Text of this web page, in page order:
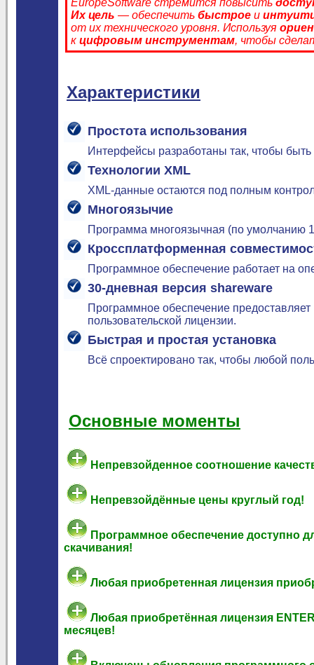
EuropeSoftware стремится повысить
Их цель — обеспечить быстрое и
от их технического уровня. Используя
к цифровым инструментам, чтобы
Характеристики
Простота использования
Интерфейсы разработаны так, чтобы
Технологии XML
XML-данные остаются под полным
Многоязычие
Программа многоязычная (по умолчанию
Кроссплатформенная
Программное обеспечение работает на
30-дневная версия shareware
Программное обеспечение
пользовательской лицензии.
Быстрая и простая установка
Всё спроектировано так, чтобы любой
Основные моменты
Непревзойденное соотношение
Непревзойдённые цены круглый год!
Программное обеспечение доступно
скачивания!
Любая приобретенная лицензия
Любая приобретённая лицензия
месяцев!